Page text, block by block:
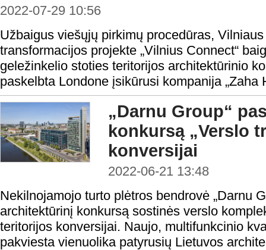
2022-07-29 10:56
Užbaigus viešųjų pirkimų procedūras,
transformacijos projekte „Vilnius Connect“
geležinkelio stoties teritorijos architektūrinio
paskelbta Londone įsikūrusi kompanija „Zaha
„Darnu Group“
konkursą „Verslo
konversijai
2022-06-21 13:48
Nekilnojamojo turto plėtros bendrovė „Darnu
architektūrinį konkursą sostinės verslo
teritorijos konversijai. Naujo, multifunkcinio
pakviesta vienuolika patyrusių Lietuvos